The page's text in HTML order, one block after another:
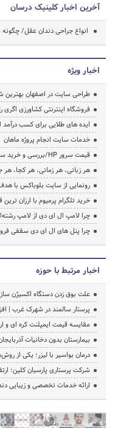
آخرین اخبار کلینیک درسان
انواع جراحی دندان عقل/
اخبار ویژه
طراحی سایت در اصفهان بهترین
فروشگاه اینترنتی کشاورزی اگری
ایده های طلایی برای کسب درآمد
خدمات سایت انجام پروژه ماهان
قیمت سرور HP/بررسی و خرید سرور اچ پی
هر زبانی، هر زمانی، هر کجا، هر
رونمایی از سایت بلوباکس با
خرید تلگرام پرمیوم با ارزان
چرا لامپ ال ای دی از لامپ
چرا پنل های ال ای دی سقفی
اخبار مرتبط با حوزه
علت بوق زدن دستگاه اکسیژن
پرستار سالمند در شهرک غرب |
مقایسه قیمت ایمپلنت کره ای و
بیمارستان بدون دخانیات
درمان بواسیر با لیزر؛ یکی از
شرکت پرستاری پارسیان کلین؛
ارائه خدمات تخصصی و زیبایی